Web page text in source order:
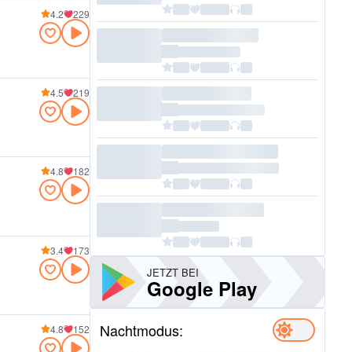
4.2 229
4.5 219
4.8 182
3.4 173
4.8 152
JETZT BEI
Google Play
Nachtmodus: